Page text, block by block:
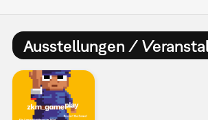
Ausstellungen /